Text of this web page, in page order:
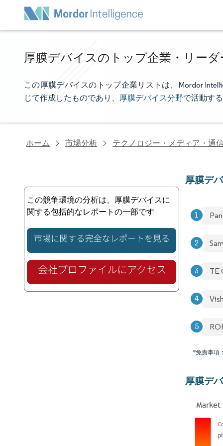
厚膜デバイスのトップ企業・リー
この厚膜デバイスのトップ企業リストは、Mordor
じて作成したものであり、
厚膜デバイス分野で活動す
ホーム 市場分析 テクノロジー・メディア・通
この競争環境の分析は、厚膜デバイスに
関する包括的なレポートの一部です
厚膜デ
TE
*免責事項
厚膜デ